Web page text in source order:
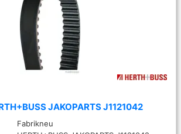
JAKOPARTS J1121042
Fabrikneu